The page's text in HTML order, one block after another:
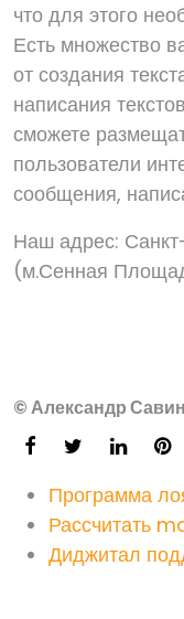
что для этого
Есть множество
от создания
написания
сможете
пользователи
сообщения,
Наш адрес:
(м.Сенная
© Александр
Программа
Рассчитать
Диджитал